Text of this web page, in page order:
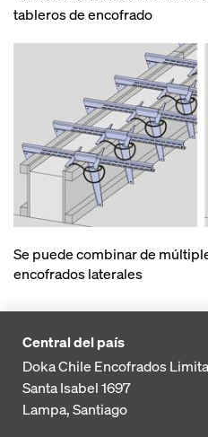
tableros de encofrado
Se puede combinar de
encofrados laterales
Central del país
Doka Chile Encofrados
Santa Isabel 1697
Lampa, Santiago